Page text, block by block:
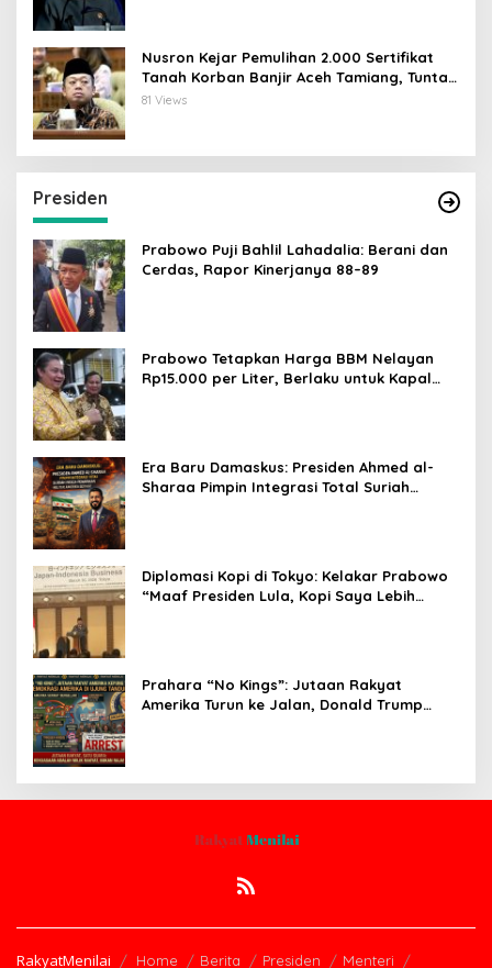
Nusron Kejar Pemulihan 2.000 Sertifikat
Tanah Korban Banjir Aceh Tamiang, Tuntas
Desember 2026
81 Views
Presiden
Prabowo Puji Bahlil Lahadalia: Berani dan
Cerdas, Rapor Kinerjanya 88–89
Prabowo Tetapkan Harga BBM Nelayan
Rp15.000 per Liter, Berlaku untuk Kapal
Era Baru Damaskus: Presiden Ahmed al-
Sharaa Pimpin Integrasi Total Suriah
Diplomasi Kopi di Tokyo: Kelakar Prabowo
“Maaf Presiden Lula, Kopi Saya Lebih
Prahara “No Kings”: Jutaan Rakyat
Amerika Turun ke Jalan, Donald Trump
RakyatMenilai Home Berita Presiden Menteri